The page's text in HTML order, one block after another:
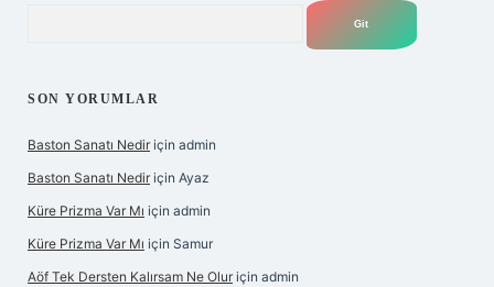
SON YORUMLAR
Baston Sanatı Nedir için admin
Baston Sanatı Nedir için Ayaz
Küre Prizma Var Mı için admin
Küre Prizma Var Mı için Samur
Aöf Tek Dersten Kalırsam Ne Olur için admin